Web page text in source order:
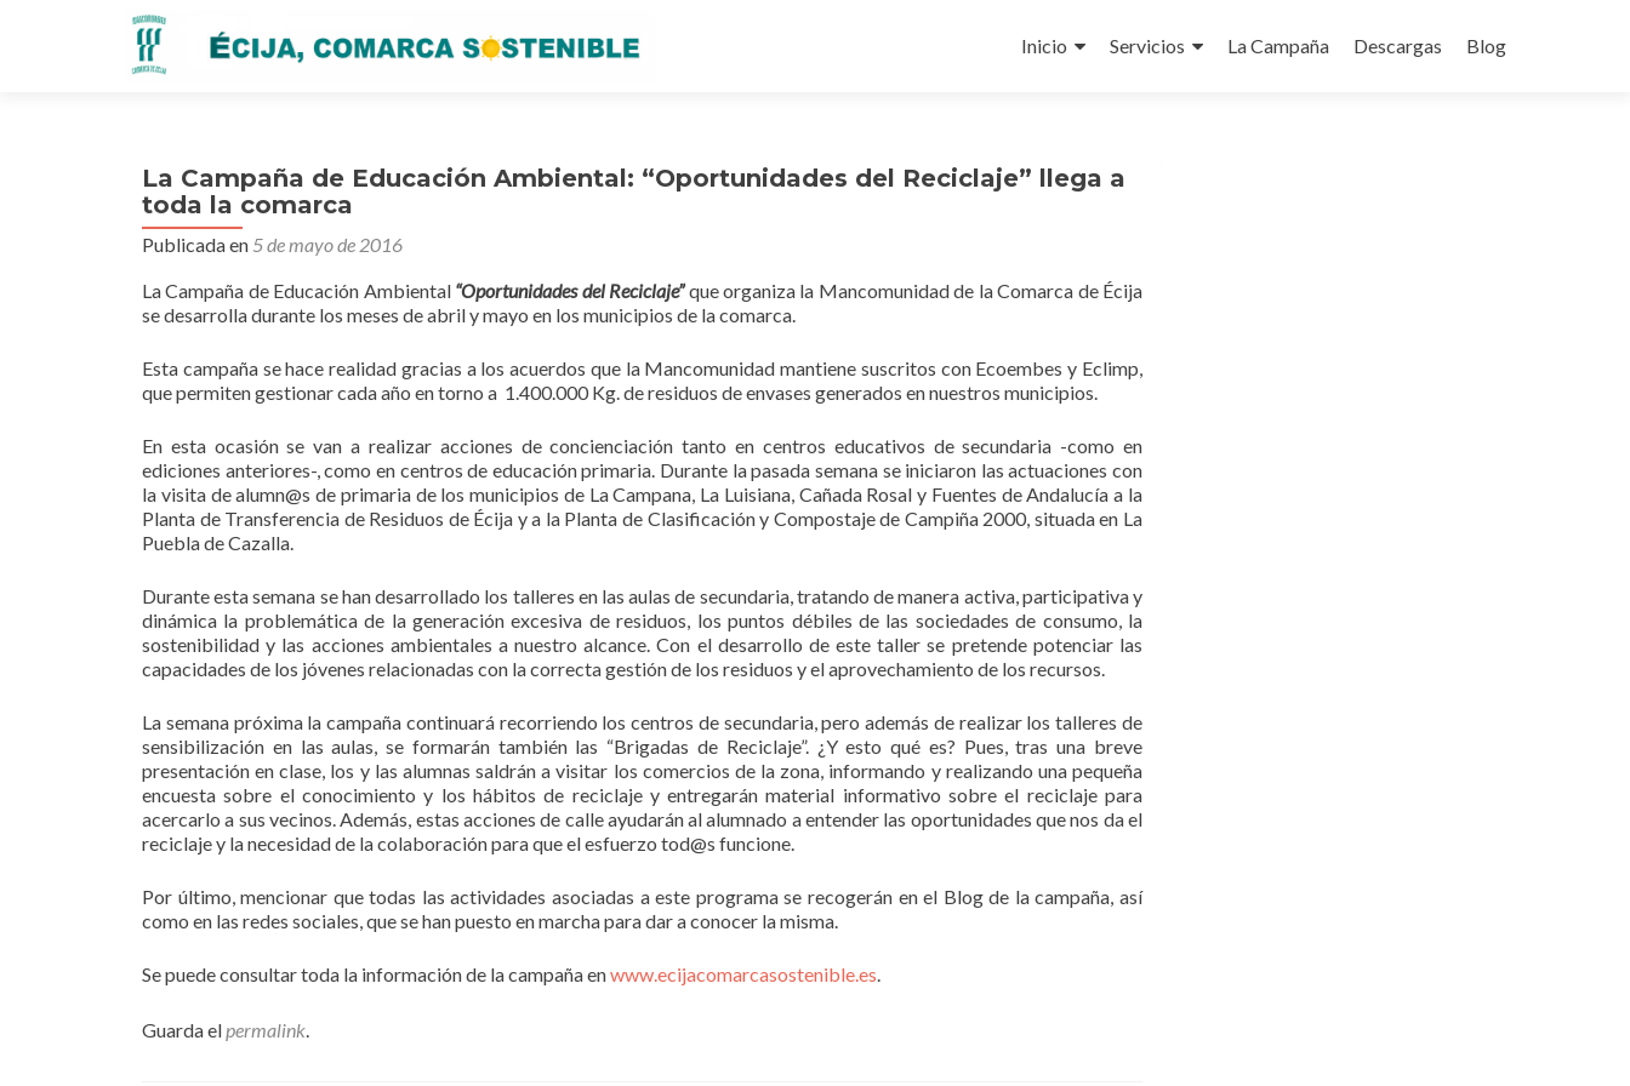
al
Inicio Servicios La Campaña Descargas Blog
La Campaña de Educación Ambiental: “Oportunidades del Reciclaje” llega a
toda la comarca
Publicada en 5 de mayo de 2016
La Campaña de Educación Ambiental “Oportunidades del Reciclaje”que organiza la Mancomunidad de la Comarca de Écija
se desarrolla durante los meses de abril y mayo en los municipios de la comarca.
Esta campaña se hace realidad gracias a los acuerdos que la Mancomunidad mantiene suscritos con Ecoembes y Eclimp,
que permiten gestionar cada año en torno a 1.400.000 Kg. de residuos de envases generados en nuestros municipios.
En esta ocasión se van a realizar acciones de concienciación tanto en centros educativos de secundaria -como en
ediciones anteriores-, como en centros de educación primaria. Durante la pasada semana se iniciaron las actuaciones con
la visita de alumn@s de primaria de los municipios de La Campana, La Luisiana, Cañada Rosal y Fuentes de Andalucía a la
Planta de Transferencia de Residuos de Écija y a la Planta de Clasificación y Compostaje de Campiña 2000, situada en La
Puebla de Cazalla.
Durante esta semana se han desarrollado los talleres en las aulas de secundaria, tratando de manera activa, participativa y
dinámica la problemática de la generación excesiva de residuos, los puntos débiles de las sociedades de consumo, la
sostenibilidad y las acciones ambientales a nuestro alcance. Con el desarrollo de este taller se pretende potenciar las
capacidades de los jóvenes relacionadas con la correcta gestión de los residuos y el aprovechamiento de los recursos.
La semana próxima la campaña continuará recorriendo los centros de secundaria, pero además de realizar los talleres de
sensibilización en las aulas, se formarán también las “Brigadas de Reciclaje”. ¿Y esto qué es? Pues, tras una breve
presentación en clase, los y las alumnas saldrán a visitar los comercios de la zona, informando y realizando una pequeña
encuesta sobre el conocimiento y los hábitos de reciclaje y entregarán material informativo sobre el reciclaje para
acercarlo a sus vecinos. Además, estas acciones de calle ayudarán al alumnado a entender las oportunidades que nos da el
reciclaje y la necesidad de la colaboración para que el esfuerzo tod@s funcione.
Por último, mencionar que todas las actividades asociadas a este programa se recogerán en el Blog de la campaña, así
como en las redes sociales, que se han puesto en marcha para dar a conocer la misma.
Se puede consultar toda la información de la campaña enwww.ecijacomarcasostenible.es.
Guarda elpermalink.